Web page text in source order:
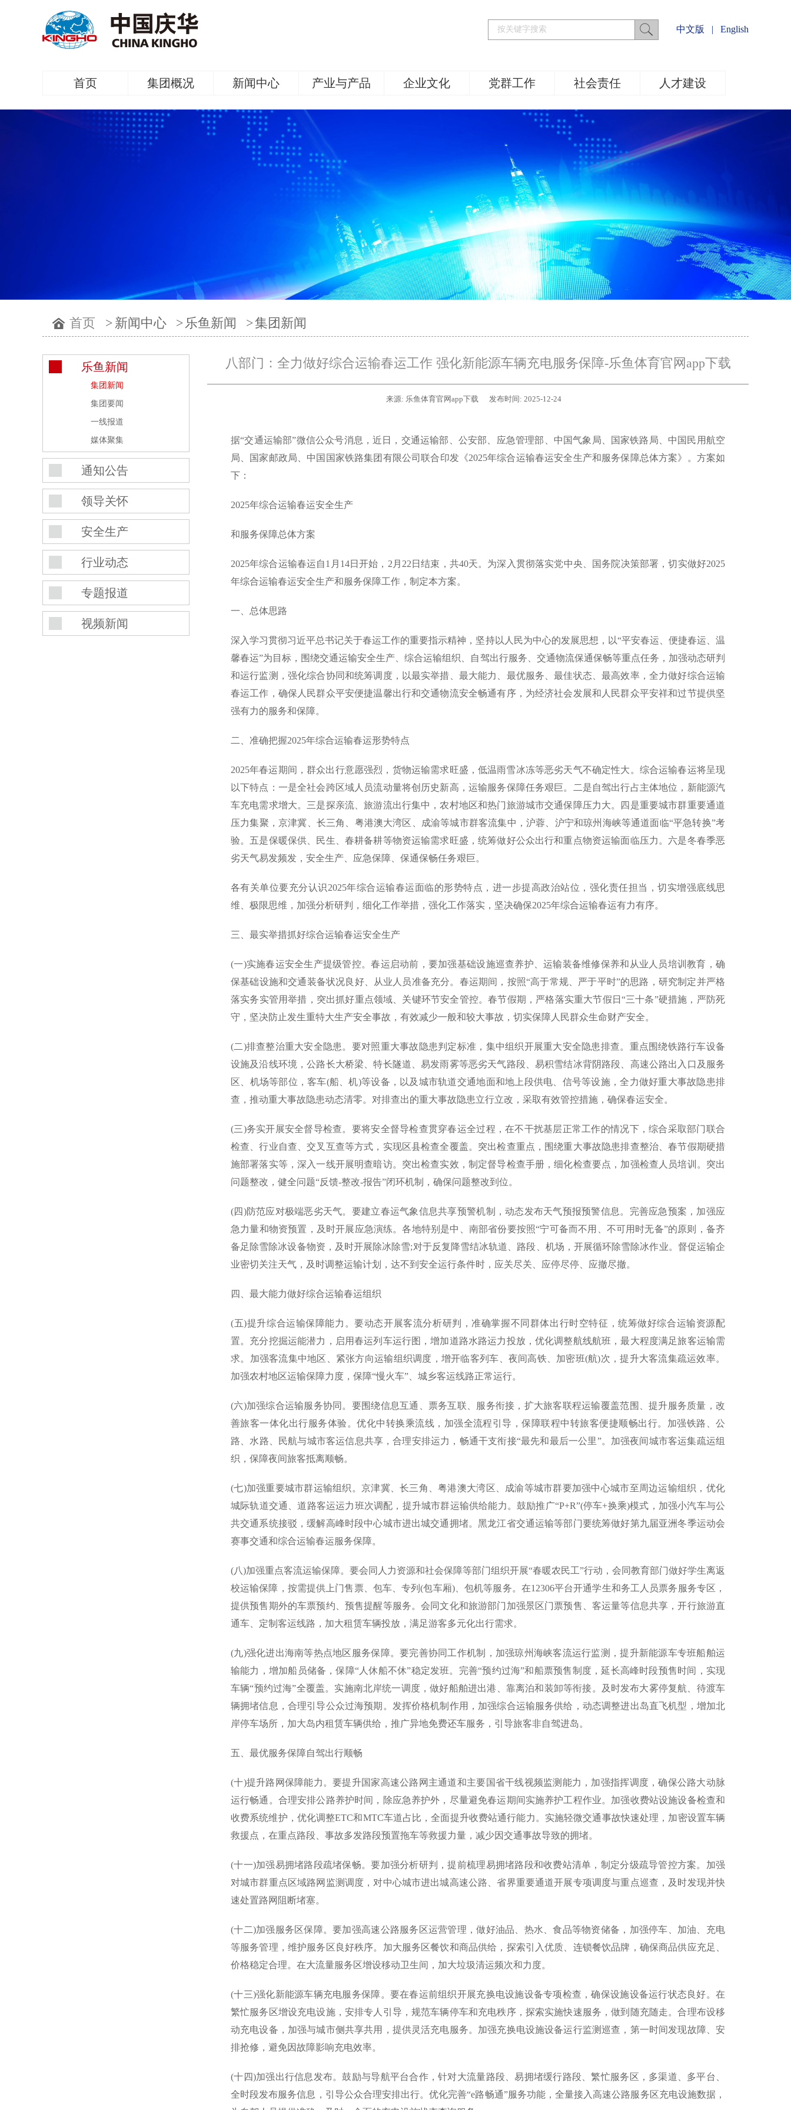
中文版 | English
首页 集团概况 新闻中心 产业与产品 企业文化 党群工作 社会责任 人才建设
首页 > 新闻中心 > 乐鱼新闻 >集团新闻
乐鱼新闻
集团新闻
集团要闻
一线报道
媒体聚集
通知公告
领导关怀
安全生产
行业动态
专题报道
视频新闻
八部门：全力做好综合运输春运工作 强化新能源车辆充电服务保障-乐鱼体育官网app下载
来源: 乐鱼体育官网app下载 发布时间: 2025-12-24
据“交通运输部”微信公众号消息，近日，交通运输部、公安部、应急管理部、中国气象局、国家铁路局、中国民用航空
局、国家邮政局、中国国家铁路集团有限公司联合印发《2025年综合运输春运安全生产和服务保障总体方案》。方案如
下：
2025年综合运输春运安全生产
和服务保障总体方案
2025年综合运输春运自1月14日开始，2月22日结束，共40天。为深入贯彻落实党中央、国务院决策部署，切实做好2025
年综合运输春运安全生产和服务保障工作，制定本方案。
一、总体思路
深入学习贯彻习近平总书记关于春运工作的重要指示精神，坚持以人民为中心的发展思想，以“平安春运、便捷春运、温
馨春运”为目标，围绕交通运输安全生产、综合运输组织、自驾出行服务、交通物流保通保畅等重点任务，加强动态研判
和运行监测，强化综合协同和统筹调度，以最实举措、最大能力、最优服务、最佳状态、最高效率，全力做好综合运输
春运工作，确保人民群众平安便捷温馨出行和交通物流安全畅通有序，为经济社会发展和人民群众平安祥和过节提供坚
强有力的服务和保障。
二、准确把握2025年综合运输春运形势特点
2025年春运期间，群众出行意愿强烈，货物运输需求旺盛，低温雨雪冰冻等恶劣天气不确定性大。综合运输春运将呈现
以下特点：一是全社会跨区域人员流动量将创历史新高，运输服务保障任务艰巨。二是自驾出行占主体地位，新能源汽
车充电需求增大。三是探亲流、旅游流出行集中，农村地区和热门旅游城市交通保障压力大。四是重要城市群重要通道
压力集聚，京津冀、长三角、粤港澳大湾区、成渝等城市群客流集中，沪蓉、沪宁和琼州海峡等通道面临“平急转换”考
验。五是保暖保供、民生、春耕备耕等物资运输需求旺盛，统筹做好公众出行和重点物资运输面临压力。六是冬春季恶
劣天气易发频发，安全生产、应急保障、保通保畅任务艰巨。
各有关单位要充分认识2025年综合运输春运面临的形势特点，进一步提高政治站位，强化责任担当，切实增强底线思
维、极限思维，加强分析研判，细化工作举措，强化工作落实，坚决确保2025年综合运输春运有力有序。
三、最实举措抓好综合运输春运安全生产
(一)实施春运安全生产提级管控。春运启动前，要加强基础设施巡查养护、运输装备维修保养和从业人员培训教育，确
保基础设施和交通装备状况良好、从业人员准备充分。春运期间，按照“高于常规、严于平时”的思路，研究制定并严格
落实务实管用举措，突出抓好重点领域、关键环节安全管控。春节假期，严格落实重大节假日“三十条”硬措施，严防死
守，坚决防止发生重特大生产安全事故，有效减少一般和较大事故，切实保障人民群众生命财产安全。
(二)排查整治重大安全隐患。要对照重大事故隐患判定标准，集中组织开展重大安全隐患排查。重点围绕铁路行车设备
设施及沿线环境，公路长大桥梁、特长隧道、易发雨雾等恶劣天气路段、易积雪结冰背阴路段、高速公路出入口及服务
区、机场等部位，客车(船、机)等设备，以及城市轨道交通地面和地上段供电、信号等设施，全力做好重大事故隐患排
查，推动重大事故隐患动态清零。对排查出的重大事故隐患立行立改，采取有效管控措施，确保春运安全。
(三)务实开展安全督导检查。要将安全督导检查贯穿春运全过程，在不干扰基层正常工作的情况下，综合采取部门联合
检查、行业自查、交叉互查等方式，实现区县检查全覆盖。突出检查重点，围绕重大事故隐患排查整治、春节假期硬措
施部署落实等，深入一线开展明查暗访。突出检查实效，制定督导检查手册，细化检查要点，加强检查人员培训。突出
问题整改，健全问题“反馈-整改-报告”闭环机制，确保问题整改到位。
(四)防范应对极端恶劣天气。要建立春运气象信息共享预警机制，动态发布天气预报预警信息。完善应急预案，加强应
急力量和物资预置，及时开展应急演练。各地特别是中、南部省份要按照“宁可备而不用、不可用时无备”的原则，备齐
备足除雪除冰设备物资，及时开展除冰除雪;对于反复降雪结冰轨道、路段、机场，开展循环除雪除冰作业。督促运输企
业密切关注天气，及时调整运输计划，达不到安全运行条件时，应关尽关、应停尽停、应撤尽撤。
四、最大能力做好综合运输春运组织
(五)提升综合运输保障能力。要动态开展客流分析研判，准确掌握不同群体出行时空特征，统筹做好综合运输资源配
置。充分挖掘运能潜力，启用春运列车运行图，增加道路水路运力投放，优化调整航线航班，最大程度满足旅客运输需
求。加强客流集中地区、紧张方向运输组织调度，增开临客列车、夜间高铁、加密班(航)次，提升大客流集疏运效率。
加强农村地区运输保障力度，保障“慢火车”、城乡客运线路正常运行。
(六)加强综合运输服务协同。要围绕信息互通、票务互联、服务衔接，扩大旅客联程运输覆盖范围、提升服务质量，改
善旅客一体化出行服务体验。优化中转换乘流线，加强全流程引导，保障联程中转旅客便捷顺畅出行。加强铁路、公
路、水路、民航与城市客运信息共享，合理安排运力，畅通干支衔接“最先和最后一公里”。加强夜间城市客运集疏运组
织，保障夜间旅客抵离顺畅。
(七)加强重要城市群运输组织。京津冀、长三角、粤港澳大湾区、成渝等城市群要加强中心城市至周边运输组织，优化
城际轨道交通、道路客运运力班次调配，提升城市群运输供给能力。鼓励推广“P+R”(停车+换乘)模式，加强小汽车与公
共交通系统接驳，缓解高峰时段中心城市进出城交通拥堵。黑龙江省交通运输等部门要统筹做好第九届亚洲冬季运动会
赛事交通和综合运输春运服务保障。
(八)加强重点客流运输保障。要会同人力资源和社会保障等部门组织开展“春暖农民工”行动，会同教育部门做好学生离返
校运输保障，按需提供上门售票、包车、专列(包车厢)、包机等服务。在12306平台开通学生和务工人员票务服务专区，
提供预售期外的车票预约、预售提醒等服务。会同文化和旅游部门加强景区门票预售、客运量等信息共享，开行旅游直
通车、定制客运线路，加大租赁车辆投放，满足游客多元化出行需求。
(九)强化进出海南等热点地区服务保障。要完善协同工作机制，加强琼州海峡客流运行监测，提升新能源车专班船舶运
输能力，增加船员储备，保障“人休船不休”稳定发班。完善“预约过海”和船票预售制度，延长高峰时段预售时间，实现
车辆“预约过海”全覆盖。实施南北岸统一调度，做好船舶进出港、靠离泊和装卸等衔接。及时发布大雾停复航、待渡车
辆拥堵信息，合理引导公众过海预期。发挥价格机制作用，加强综合运输服务供给，动态调整进出岛直飞机型，增加北
岸停车场所，加大岛内租赁车辆供给，推广异地免费还车服务，引导旅客非自驾进岛。
五、最优服务保障自驾出行顺畅
(十)提升路网保障能力。要提升国家高速公路网主通道和主要国省干线视频监测能力，加强指挥调度，确保公路大动脉
运行畅通。合理安排公路养护时间，除应急养护外，尽量避免春运期间实施养护工程作业。加强收费站设施设备检查和
收费系统维护，优化调整ETC和MTC车道占比，全面提升收费站通行能力。实施轻微交通事故快速处理，加密设置车辆
救援点，在重点路段、事故多发路段预置拖车等救援力量，减少因交通事故导致的拥堵。
(十一)加强易拥堵路段疏堵保畅。要加强分析研判，提前梳理易拥堵路段和收费站清单，制定分级疏导管控方案。加强
对城市群重点区域路网监测调度，对中心城市进出城高速公路、省界重要通道开展专项调度与重点巡查，及时发现并快
速处置路网阻断堵塞。
(十二)加强服务区保障。要加强高速公路服务区运营管理，做好油品、热水、食品等物资储备，加强停车、加油、充电
等服务管理，维护服务区良好秩序。加大服务区餐饮和商品供给，探索引入优质、连锁餐饮品牌，确保商品供应充足、
价格稳定合理。在大流量服务区增设移动卫生间，加大垃圾清运频次和力度。
(十三)强化新能源车辆充电服务保障。要在春运前组织开展充换电设施设备专项检查，确保设施设备运行状态良好。在
繁忙服务区增设充电设施，安排专人引导，规范车辆停车和充电秩序，探索实施快速服务，做到随充随走。合理布设移
动充电设备，加强与城市侧共享共用，提供灵活充电服务。加强充换电设施设备运行监测巡查，第一时间发现故障、安
排抢修，避免因故障影响充电效率。
(十四)加强出行信息发布。鼓励与导航平台合作，针对大流量路段、易拥堵缓行路段、繁忙服务区，多渠道、多平台、
全时段发布服务信息，引导公众合理安排出行。优化完善“e路畅通”服务功能，全量接入高速公路服务区充电设施数据，